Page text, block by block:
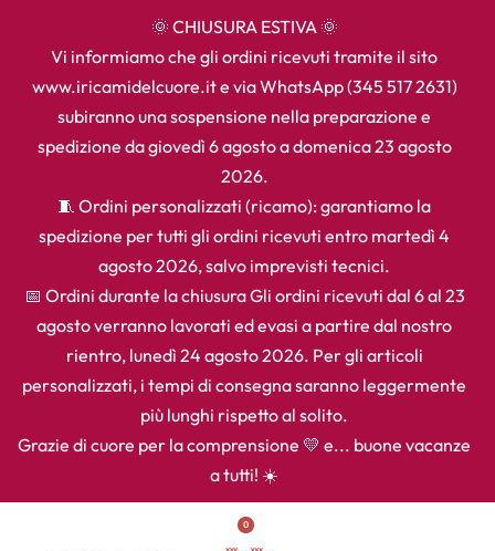
🌞 CHIUSURA ESTIVA 🌞
Vi informiamo che gli ordini ricevuti tramite il sito
www.iricamidelcuore.it e via WhatsApp (345 517 2631)
subiranno una sospensione nella preparazione e
spedizione da giovedì 6 agosto a domenica 23 agosto
2026.
🧵 Ordini personalizzati (ricamo): garantiamo la
spedizione per tutti gli ordini ricevuti entro martedì 4
agosto 2026, salvo imprevisti tecnici.
📅 Ordini durante la chiusura Gli ordini ricevuti dal 6 al 23
agosto verranno lavorati ed evasi a partire dal nostro
rientro, lunedì 24 agosto 2026. Per gli articoli
personalizzati, i tempi di consegna saranno leggermente
più lunghi rispetto al solito.
Grazie di cuore per la comprensione 💛 e... buone vacanze
a tutti! ☀️
0